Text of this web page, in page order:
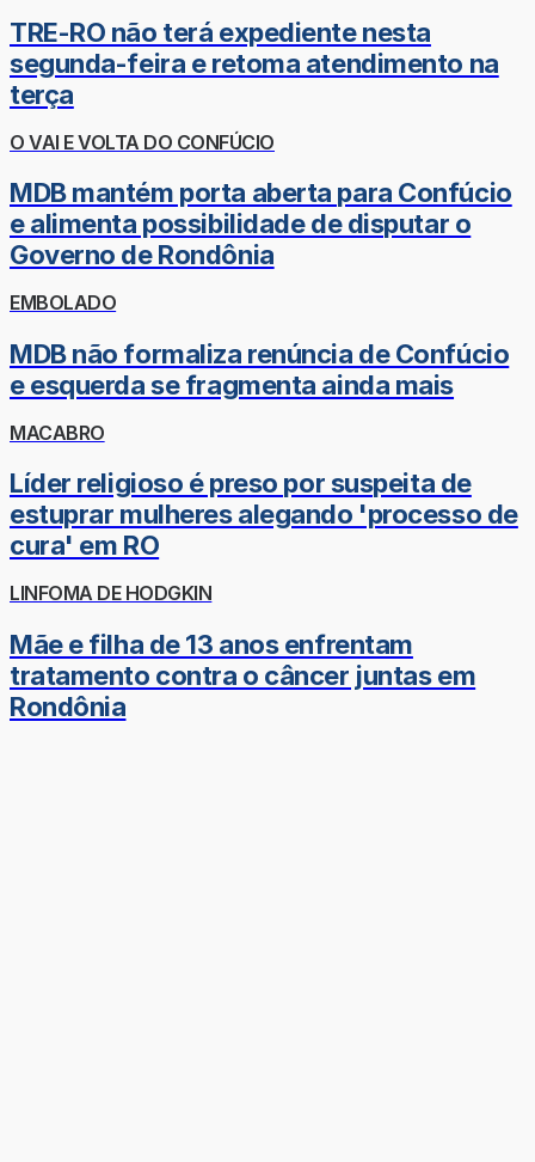
TRE-RO não terá expediente nesta
segunda-feira e retoma atendimento na
terça
O VAI E VOLTA DO CONFÚCIO
MDB mantém porta aberta para Confúcio
e alimenta possibilidade de disputar o
Governo de Rondônia
EMBOLADO
MDB não formaliza renúncia de Confúcio
e esquerda se fragmenta ainda mais
MACABRO
Líder religioso é preso por suspeita de
estuprar mulheres alegando 'processo de
cura' em RO
LINFOMA DE HODGKIN
Mãe e filha de 13 anos enfrentam
tratamento contra o câncer juntas em
Rondônia